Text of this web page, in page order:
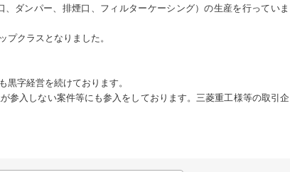
ダンパー、排煙口、フィルターケーシング）の生産を行っていま
クラスとなりました。
字経営を続けております。
参入しない案件等にも参入をしております。三菱重工様等の取引企